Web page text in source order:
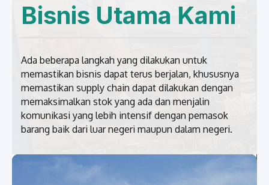
Bisnis Utama Kami
Ada beberapa langkah yang dilakukan untuk
memastikan bisnis dapat terus berjalan, khususnya
memastikan supply chain dapat dilakukan dengan
memaksimalkan stok yang ada dan menjalin
komunikasi yang lebih intensif dengan pemasok
barang baik dari luar negeri maupun dalam negeri.